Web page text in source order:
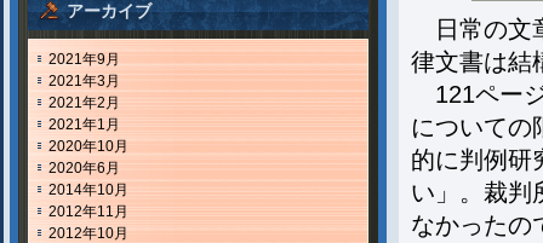
アーカイブ
2021年9月
2021年3月
2021年2月
2021年1月
2020年10月
2020年6月
2014年10月
2012年11月
2012年10月
日常の文
律文書は結
121ペー
についての
的に判例研
い」。裁判
なかったの